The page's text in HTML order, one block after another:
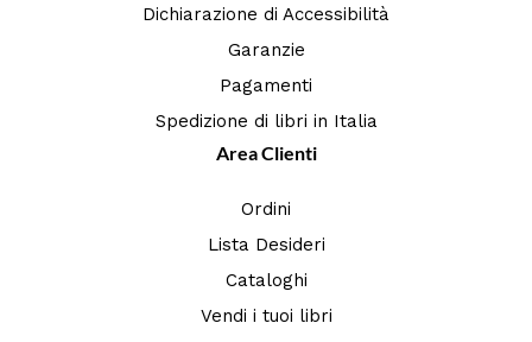
Dichiarazione di Accessibilità
Garanzie
Pagamenti
Spedizione di libri in Italia
Area Clienti
Ordini
Lista Desideri
Cataloghi
Vendi i tuoi libri